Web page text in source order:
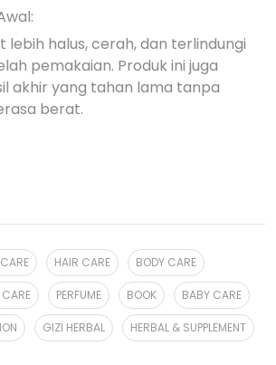
lebih halus, cerah, dan terlindungi
pemakaian. Produk ini juga
akhir yang tahan lama tanpa
berat.
HAIR CARE BODY CARE
CARE PERFUME BOOK BABY CARE
GIZI HERBAL HERBAL & SUPPLEMENT